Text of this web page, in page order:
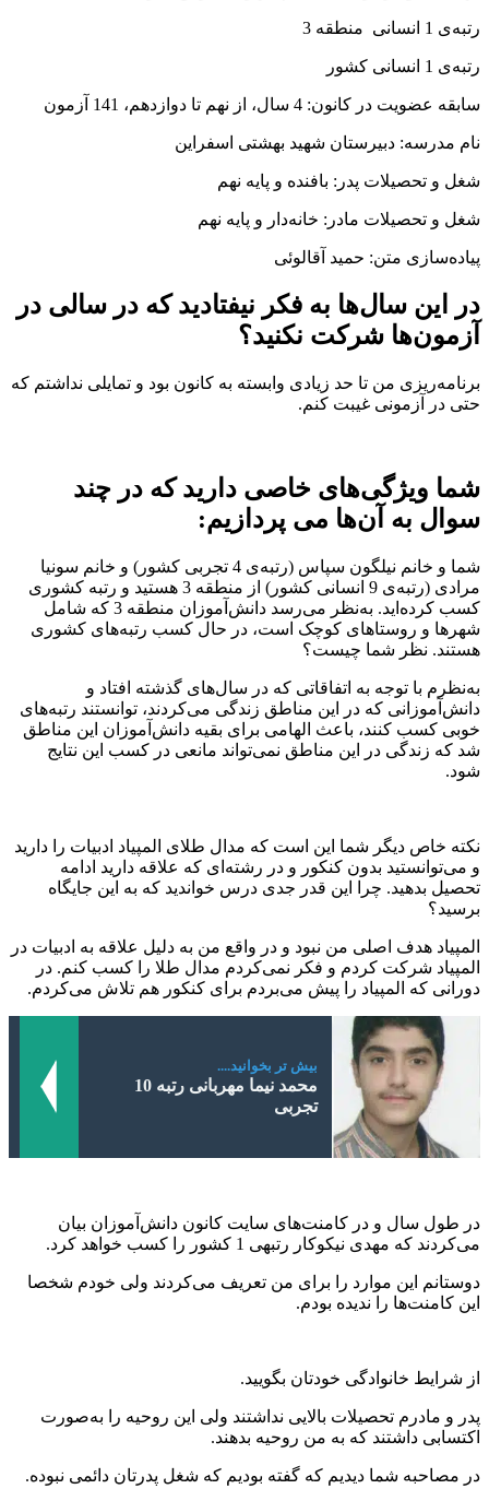
رتبه‌ی 1 انسانی منطقه 3
رتبه‌ی 1 انسانی کشور
سابقه عضویت در کانون: 4 سال، از نهم تا دوازدهم، 141 آزمون
نام مدرسه: دبیرستان شهید بهشتی اسفراین
شغل و تحصیلات پدر: بافنده و پایه نهم
شغل و تحصیلات مادر: خانه‌دار و پایه نهم
پیاده‌سازی متن: حمید آقالوئی
در این سال‌ها به فکر نیفتادید که در سالی در
آزمون‌ها شرکت نکنید؟
برنامه‌ریزی من تا حد زیادی وابسته به کانون بود و تمایلی نداشتم که
حتی در آزمونی غیبت کنم.
شما ویژگی‌های خاصی دارید که در چند
سوال به آن‌ها می پردازیم:
شما و خانم نیلگون سپاس (رتبه‌ی 4 تجربی کشور) و خانم سونیا
مرادی (رتبه‌ی 9 انسانی کشور) از منطقه 3 هستید و رتبه کشوری
کسب کرده‌اید. به‌نظر می‌رسد دانش‌آموزان منطقه 3 که شامل
شهرها و روستاهای کوچک است، در حال کسب رتبه‌های کشوری
هستند. نظر شما چیست؟
به‌نظرم با توجه به اتفاقاتی که در سال‌های گذشته افتاد و
دانش‌آموزانی که در این مناطق زندگی می‌کردند، توانستند رتبه‌های
خوبی کسب کنند، باعث الهامی برای بقیه دانش‌آموزان این مناطق
شد که زندگی در این مناطق نمی‌تواند مانعی در کسب این نتایج
شود.
نکته خاص دیگر شما این است که مدال طلای المپیاد ادبیات را دارید
و می‌توانستید بدون کنکور و در رشته‌ای که علاقه دارید ادامه
تحصیل بدهید. چرا این قدر جدی درس خواندید که به این جایگاه
برسید؟
المپیاد هدف اصلی من نبود و در واقع من به دلیل علاقه به ادبیات در
المپیاد شرکت کردم و فکر نمی‌کردم مدال طلا را کسب کنم. در
دورانی که المپیاد را پیش می‌بردم برای کنکور هم تلاش می‌کردم.
بیش تر بخوانید....
محمد نیما مهربانی رتبه 10
تجربی
در طول سال و در کامنت‌های سایت کانون دانش‌آموزان بیان
می‌کردند که مهدی نیکوکار رتبه‎ی 1 کشور را کسب خواهد کرد.
دوستانم این موارد را برای من تعریف می‌کردند ولی خودم شخصا
این کامنت‌ها را ندیده بودم.
از شرایط خانوادگی خودتان بگویید.
پدر و مادرم تحصیلات بالایی نداشتند ولی این روحیه را به‌صورت
اکتسابی داشتند که به من روحیه بدهند.
در مصاحبه شما دیدیم که گفته بودیم که شغل پدرتان دائمی نبوده.